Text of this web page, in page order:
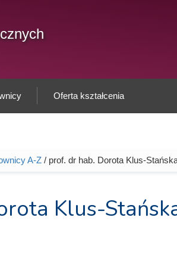
Oferta kształcenia
A-Z/ prof. dr hab. Dorota Klus-
Klus-